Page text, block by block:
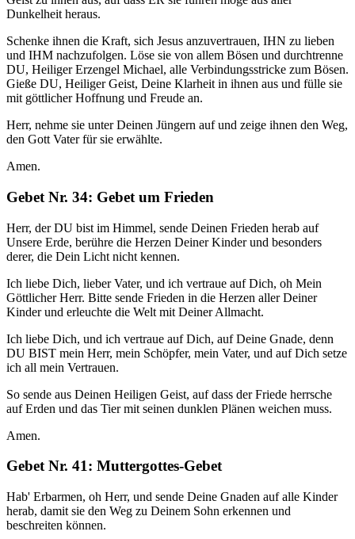
Dunkelheit heraus.
Schenke ihnen die Kraft, sich Jesus anzuvertrauen, IHN zu lieben
und IHM nachzufolgen. Löse sie von allem Bösen und durchtrenne
DU, Heiliger Erzengel Michael, alle Verbindungsstricke zum Bösen.
Gieße DU, Heiliger Geist, Deine Klarheit in ihnen aus und fülle sie
mit göttlicher Hoffnung und Freude an.
Herr, nehme sie unter Deinen Jüngern auf und zeige ihnen den Weg,
den Gott Vater für sie erwählte.
Amen.
Gebet Nr. 34: Gebet um Frieden
Herr, der DU bist im Himmel, sende Deinen Frieden herab auf
Unsere Erde, berühre die Herzen Deiner Kinder und besonders
derer, die Dein Licht nicht kennen.
Ich liebe Dich, lieber Vater, und ich vertraue auf Dich, oh Mein
Göttlicher Herr. Bitte sende Frieden in die Herzen aller Deiner
Kinder und erleuchte die Welt mit Deiner Allmacht.
Ich liebe Dich, und ich vertraue auf Dich, auf Deine Gnade, denn
DU BIST mein Herr, mein Schöpfer, mein Vater, und auf Dich setze
ich all mein Vertrauen.
So sende aus Deinen Heiligen Geist, auf dass der Friede herrsche
auf Erden und das Tier mit seinen dunklen Plänen weichen muss.
Amen.
Gebet Nr. 41: Muttergottes-Gebet
Hab' Erbarmen, oh Herr, und sende Deine Gnaden auf alle Kinder
herab, damit sie den Weg zu Deinem Sohn erkennen und
beschreiten können.